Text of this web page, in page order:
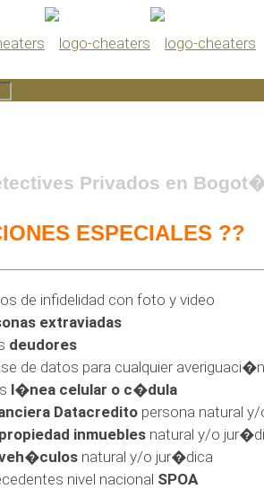
Privados en
ESPECIALES ??
de infidelidad con foto y video
extraviadas
deudores
de datos para cualquier averiguaci�n
l�nea celular o c�dula
Datacredito persona natural
propiedad inmuebles natural y/o
natural y/o jur�dica
nivel nacional SPOA